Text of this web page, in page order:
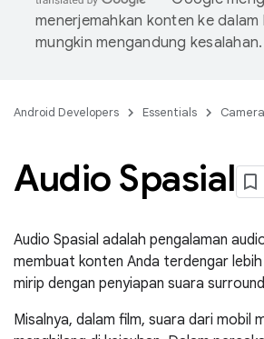
menerjemahkan konten ke
mungkin mengandung kesalahan.
Android Developers Essentials
Audio Spasial
Audio Spasial adalah pengalaman
membuat konten Anda terdengar
mirip dengan penyiapan suara
Misalnya, dalam film, suara dari mobil